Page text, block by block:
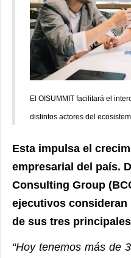
El OISUMMIT facilitará el
distintos actores del
Esta impulsa el
empresarial del país.
Consulting Group
ejecutivos
de sus tres
“Hoy tenemos más de